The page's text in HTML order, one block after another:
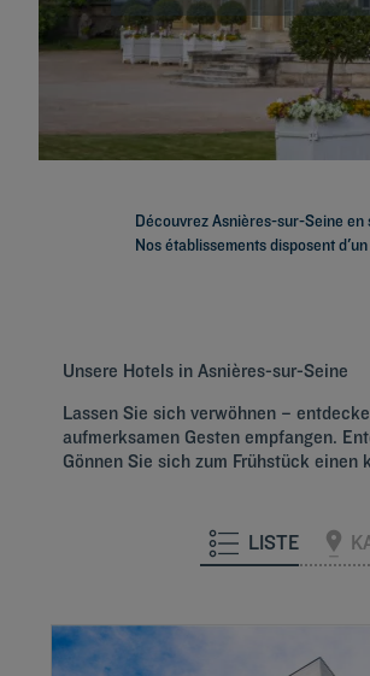
DécouvrezAsnières-sur-Seine en
Nos établissements disposent
Unsere Hotels in Asnières-sur-Seine
Lassen Sie sich verwöhnen –
aufmerksamen Gesten empfangen.
Gönnen Sie sich zum Frühstück
LISTE